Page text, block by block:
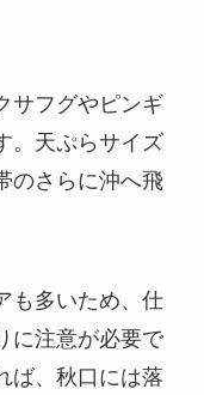
サフグやピンギ
。天ぷらサイズ
のさらに沖へ飛
も多いため、仕
に注意が必要で
ば、秋口には落